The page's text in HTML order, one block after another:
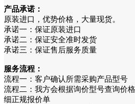
产品承诺：
原装进口，优势价格，大量现货。
承诺一：保证原装进口
承诺二：保证安全准时发货
承诺三：保证售后服务质量
服务流程：
流程一：客户确认所需采购产品型号
流程二：我方会根据询价型号查询价
细正规报价单